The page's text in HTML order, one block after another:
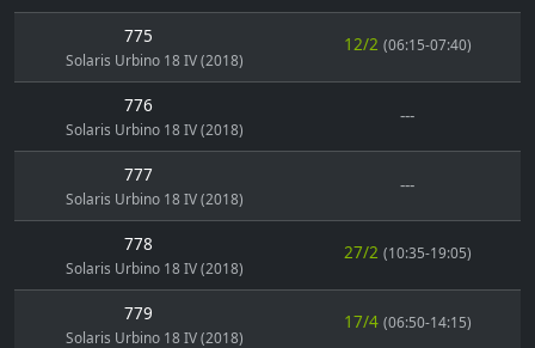
775
Solaris Urbino 18 IV (2018)
12/2 (06:15-07:40)
776
Solaris Urbino 18 IV (2018)
---
777
Solaris Urbino 18 IV (2018)
---
778
Solaris Urbino 18 IV (2018)
27/2 (10:35-19:05)
779
Solaris Urbino 18 IV (2018)
17/4 (06:50-14:15)